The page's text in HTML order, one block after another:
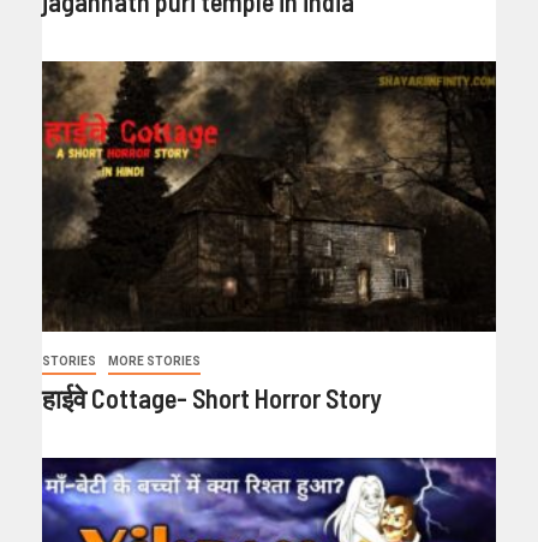
STORIES MORE STORIES
हाईवे Cottage- Short Horror Story